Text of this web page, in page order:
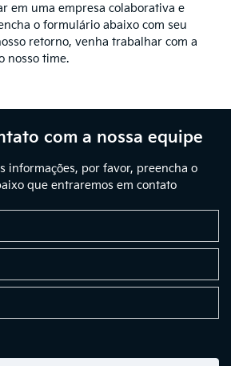
em uma empresa colaborativa e
o formulário abaixo com seu
retorno, venha trabalhar com a
nosso time.
com a nossa equipe
informações, por favor, preencha o
que entraremos em contato